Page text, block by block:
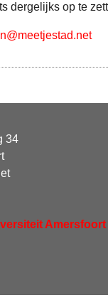
dergelijks op te
34
Amersfoort